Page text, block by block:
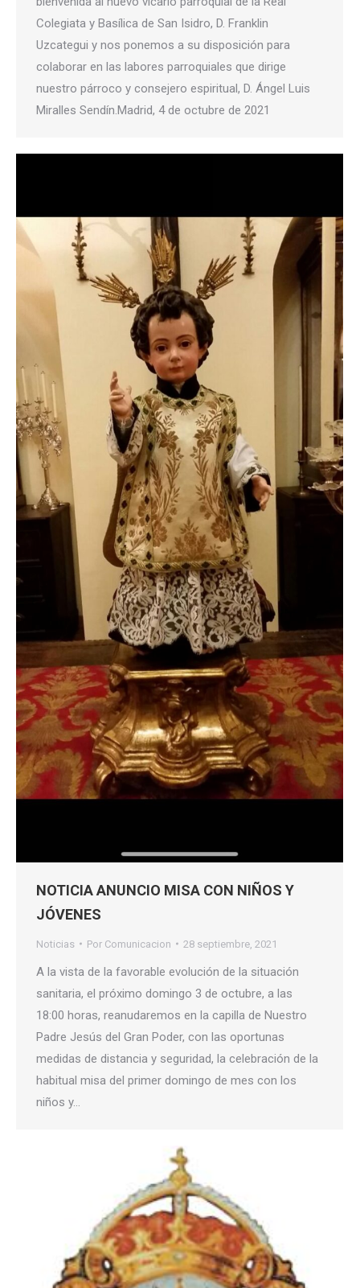
Colegiata y Basílica de San Isidro, D. Franklin
Uzcategui y nos ponemos a su disposición para
colaborar en las labores parroquiales que dirige
nuestro párroco y consejero espiritual, D. Ángel Luis
Miralles Sendín.Madrid, 4 de octubre de 2021
NOTICIA ANUNCIO MISA CON NIÑOS Y
JÓVENES
Noticias Por Comunicacion 28 septiembre, 2021
A la vista de la favorable evolución de la situación
sanitaria, el próximo domingo 3 de octubre, a las
18:00 horas, reanudaremos en la capilla de Nuestro
Padre Jesús del Gran Poder, con las oportunas
medidas de distancia y seguridad, la celebración de la
habitual misa del primer domingo de mes con los
niños y…